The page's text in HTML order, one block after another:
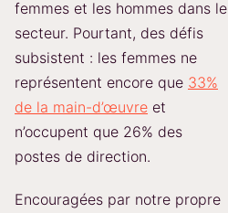
femmes et les hommes dans le
secteur. Pourtant, des défis
subsistent : les femmes ne
représentent encore que 33%
de la main-d’œuvre et
n’occupent que 26% des
postes de direction.
Encouragées par notre propre